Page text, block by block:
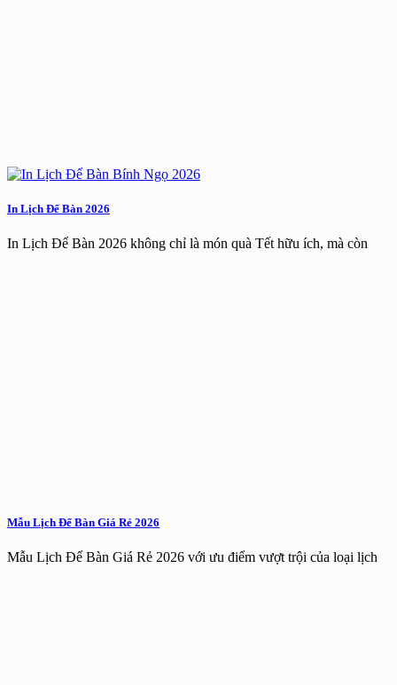
In Lịch Để Bàn 2026
In Lịch Để Bàn 2026 không chỉ là món quà Tết hữu ích, mà còn
Mẫu Lịch Để Bàn Giá Rẻ 2026
Mẫu Lịch Để Bàn Giá Rẻ 2026 với ưu điểm vượt trội của loại lịch